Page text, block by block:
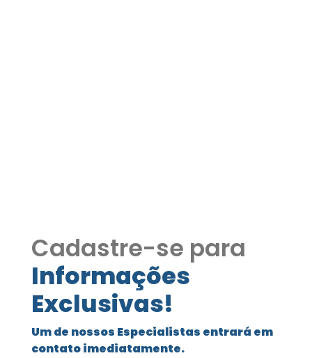
Cadastre-se para
Informações
Exclusivas!
Um de nossos Especialistas entrará em
contato imediatamente.